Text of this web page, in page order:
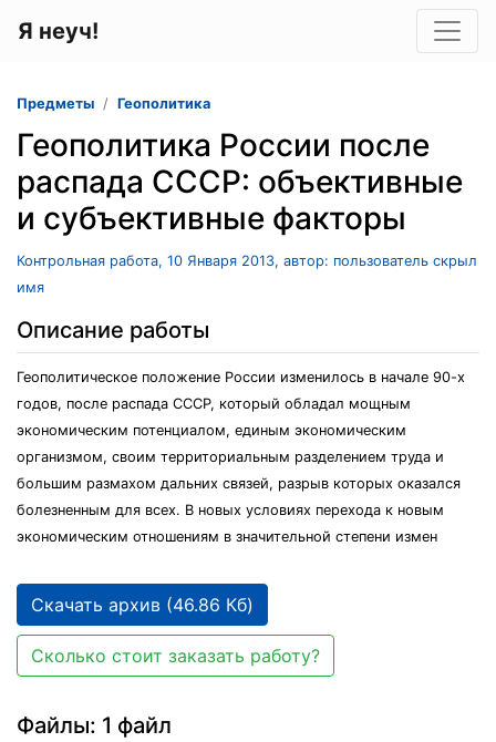
Я неуч!
Предметы Геополитика
Геополитика России после
распада СССР: объективные
и субъективные факторы
Контрольная работа, 10 Января 2013, автор: пользователь скрыл
имя
Описание работы
Геополитическое положение России изменилось в начале 90-х
годов, после распада СССР, который обладал мощным
экономическим потенциалом, единым экономическим
организмом, своим территориальным разделением труда и
большим размахом дальних связей, разрыв которых оказался
болезненным для всех. В новых условиях перехода к новым
экономическим отношениям в значительной степени измен
Скачать архив (46.86 Кб)
Сколько стоит заказать работу?
Файлы: 1 файл